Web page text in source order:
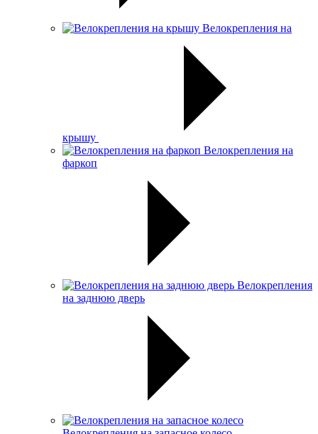
Велокрепления на
крышу
Велокрепления на
фаркоп
Велокрепления
на заднюю дверь